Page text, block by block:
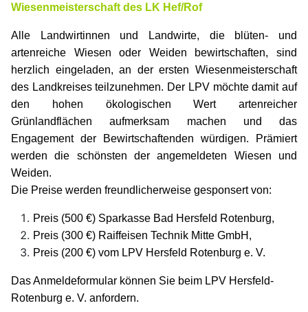
Wiesenmeisterschaft des LK Hef/Rof
Alle Landwirtinnen und Landwirte, die blüten- und
artenreiche Wiesen oder Weiden bewirtschaften, sind
herzlich eingeladen, an der ersten Wiesenmeisterschaft
des Landkreises teilzunehmen. Der LPV möchte damit auf
den hohen ökologischen Wert artenreicher
Grünlandflächen aufmerksam machen und das
Engagement der Bewirtschaftenden würdigen. Prämiert
werden die schönsten der angemeldeten Wiesen und
Weiden.
Die Preise werden freundlicherweise gesponsert von:
Preis (500 €) Sparkasse Bad Hersfeld Rotenburg,
Preis (300 €) Raiffeisen Technik Mitte GmbH,
Preis (200 €) vom LPV Hersfeld Rotenburg e. V.
Das Anmeldeformular können Sie beim LPV Hersfeld-
Rotenburg e. V. anfordern.